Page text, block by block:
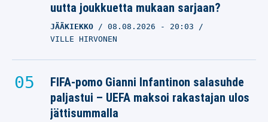
uutta joukkuetta mukaan sarjaan?
JÄÄKIEKKO 08.08.2026 - 20:03
VILLE HIRVONEN
FIFA-pomo Gianni Infantinon salasuhde
paljastui – UEFA maksoi rakastajan ulos
jättisummalla